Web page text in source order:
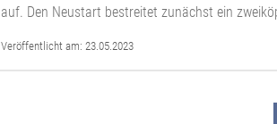
auf. Den Neustart bestreitet zunächst ein
Veröffentlicht am: 23.05.2023